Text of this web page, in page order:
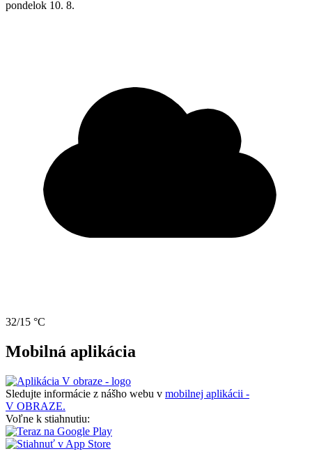
pondelok 10. 8.
32/15 °C
Mobilná aplikácia
Sledujte informácie z nášho webu v mobilnej aplikácii -
V OBRAZE.
Voľne k stiahnutiu: